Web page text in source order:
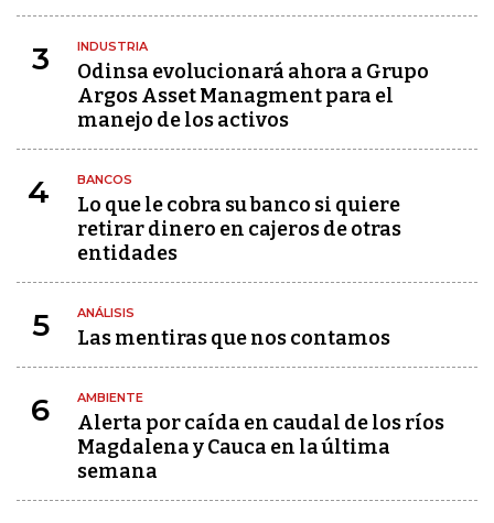
3 INDUSTRIA
Odinsa evolucionará ahora a Grupo
Argos Asset Managment para el
manejo de los activos
4 BANCOS
Lo que le cobra su banco si quiere
retirar dinero en cajeros de otras
entidades
5 ANÁLISIS
Las mentiras que nos contamos
6 AMBIENTE
Alerta por caída en caudal de los ríos
Magdalena y Cauca en la última
semana